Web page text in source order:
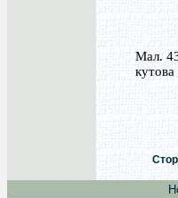
Мал.
кутова